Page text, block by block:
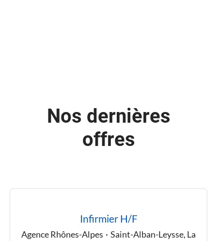
Nos dernières
offres
Infirmier H/F
Agence Rhônes-Alpes · Saint-Alban-Leysse, La